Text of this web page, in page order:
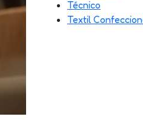
Técnico
Textil